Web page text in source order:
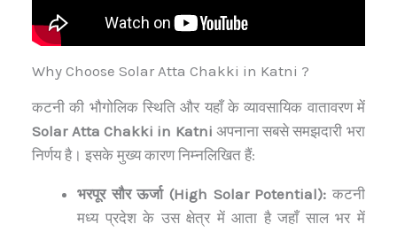
Why Choose Solar Atta Chakki in Katni ?
कटनी की भौगोलिक स्थिति और यहाँ के व्यावसायिक वातावरण में
Solar Atta Chakki in Katni अपनाना सबसे समझदारी भरा
निर्णय है। इसके मुख्य कारण निम्नलिखित हैं:
भरपूर सौर ऊर्जा (High Solar Potential): कटनी
मध्य प्रदेश के उस क्षेत्र में आता है जहाँ साल भर में